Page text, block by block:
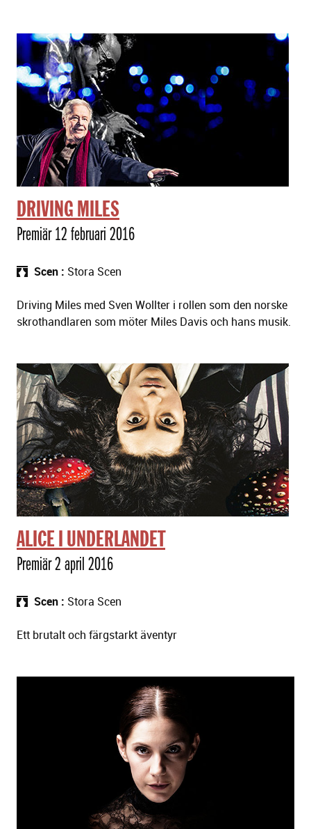
DRIVING MILES
Premiär 12 februari 2016
Scen Stora Scen
Driving Miles med Sven Wollter i rollen som den norske
skrothandlaren som möter Miles Davis och hans musik.
ALICE I UNDERLANDET
Premiär 2 april 2016
Scen Stora Scen
Ett brutalt och färgstarkt äventyr